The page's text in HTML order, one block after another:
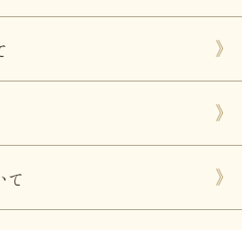
て